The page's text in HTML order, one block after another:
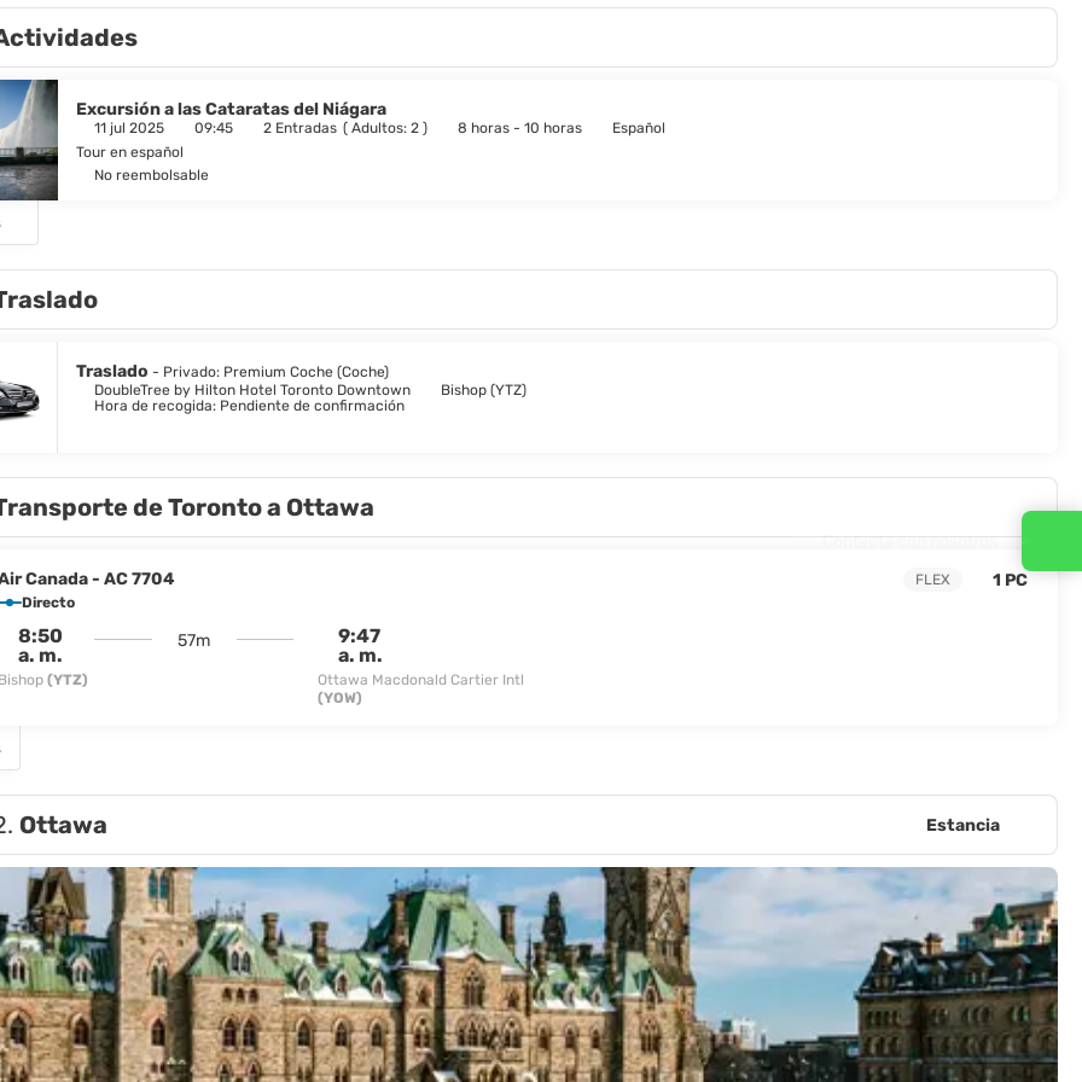
Excursión a las Cataratas del Niágara
11 jul 2025 09:45 2 Entradas ( Adultos: 2 ) 8 horas - 10 horas
Español
Tour en español
No reembolsable
Traslado - Privado: Premium Coche (Coche)
DoubleTree by Hilton Hotel Toronto Downtown
Bishop (YTZ)
Hora de recogida: Pendiente de confirmación
de Toronto a Ottawa
Canada - AC 7704
Directo
8:50
a. m.
Bishop (YTZ)
57m
9:47
a. m.
Ottawa Macdonald Cartier Intl
(YOW)
FLEX 1 PC
Ottawa Estancia
Contacta con nosotros